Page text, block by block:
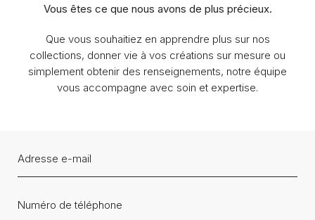
Vous êtes ce que nous avons de plus précieux.
Que vous souhaitiez en apprendre plus sur nos
collections, donner vie à vos créations sur mesure ou
simplement obtenir des renseignements, notre équipe
vous accompagne avec soin et expertise.